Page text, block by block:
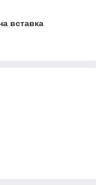
вставка